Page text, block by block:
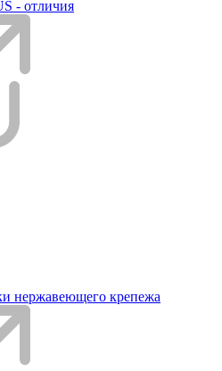
- отличия
нержавеющего крепежа